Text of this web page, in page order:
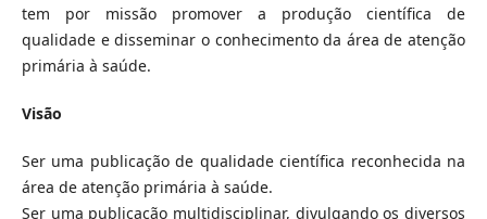
tem por missão promover a produção científica de
qualidade e disseminar o conhecimento da área de atenção
primária à saúde.
Visão
Ser uma publicação de qualidade científica reconhecida na
área de atenção primária à saúde.
Ser uma publicação multidisciplinar, divulgando os diversos